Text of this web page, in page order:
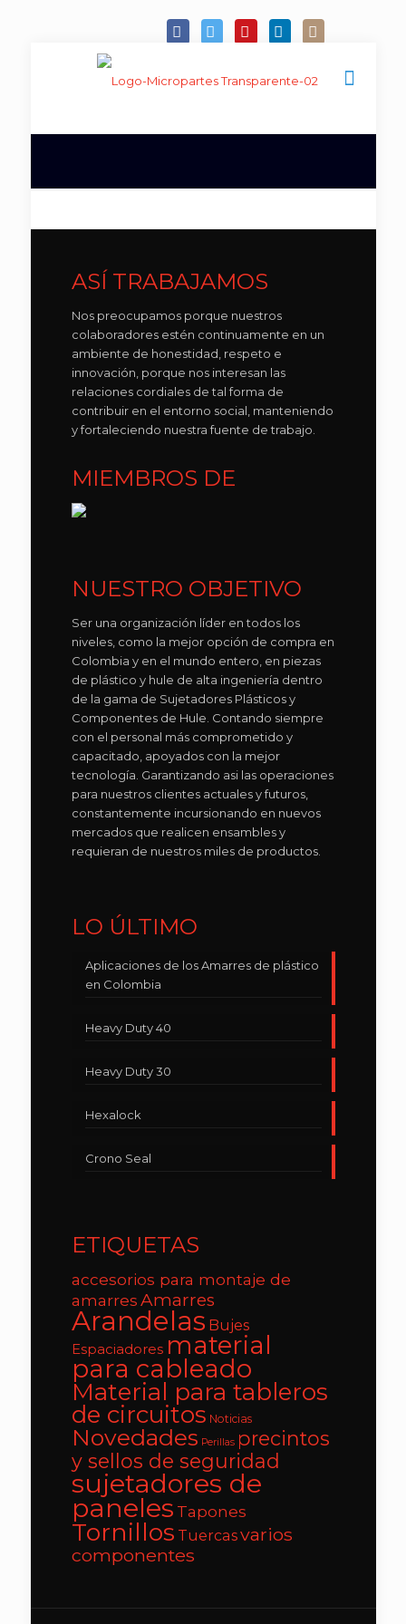
ASÍ TRABAJAMOS
Nos preocupamos porque nuestros
colaboradores estén continuamente en un
ambiente de honestidad, respeto e
innovación, porque nos interesan las
relaciones cordiales de tal forma de
contribuir en el entorno social, manteniendo
y fortaleciendo nuestra fuente de trabajo.
MIEMBROS DE
NUESTRO OBJETIVO
Ser una organización líder en todos los
niveles, como la mejor opción de compra en
Colombia y en el mundo entero, en piezas
de plástico y hule de alta ingeniería dentro
de la gama de Sujetadores Plásticos y
Componentes de Hule. Contando siempre
con el personal más comprometido y
capacitado, apoyados con la mejor
tecnología. Garantizando asi las operaciones
para nuestros clientes actuales y futuros,
constantemente incursionando en nuevos
mercados que realicen ensambles y
requieran de nuestros miles de productos.
LO ÚLTIMO
Aplicaciones de los Amarres de plástico
en Colombia
Heavy Duty 40
Heavy Duty 30
Hexalock
Crono Seal
ETIQUETAS
accesorios para montaje de
amarresAmarres
Arandelas Bujes
Espaciadores material
para cableado
Material para tableros
de circuitos Noticias
Novedades Perillas precintos
y sellos de seguridad
sujetadores de
paneles Tapones
Tornillos Tuercasvarios
componentes